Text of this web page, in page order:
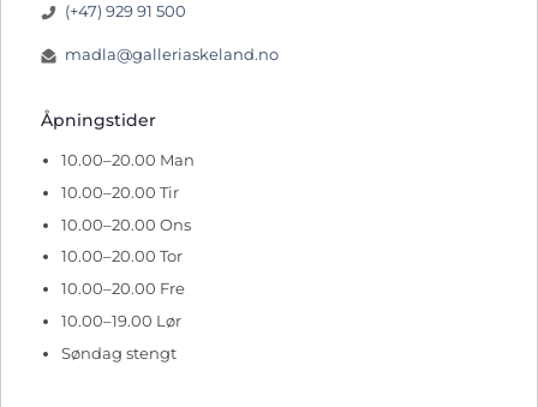
(+47) 929 91 500
madla@galleriaskeland.no
Åpningstider
10.00–20.00 Man
10.00–20.00 Tir
10.00–20.00 Ons
10.00–20.00 Tor
10.00–20.00 Fre
10.00–19.00 Lør
Søndag stengt